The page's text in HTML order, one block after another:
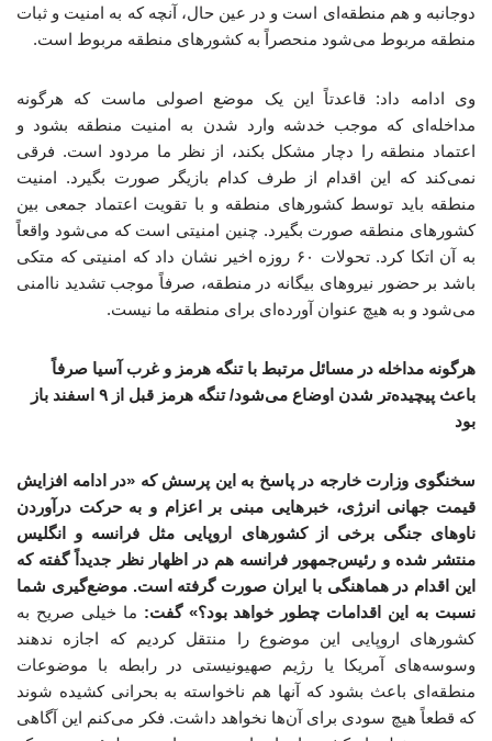
دوجانبه و هم منطقه‌ای است و در عین حال، آنچه که به امنیت و ثبات
منطقه مربوط می‌شود منحصراً به کشورهای منطقه مربوط است.
وی ادامه داد: قاعدتاً این یک موضع اصولی ماست که هرگونه
مداخله‌ای که موجب خدشه وارد شدن به امنیت منطقه بشود و
اعتماد منطقه را دچار مشکل بکند، از نظر ما مردود است. فرقی
نمی‌کند که این اقدام از طرف کدام بازیگر صورت بگیرد. امنیت
منطقه باید توسط کشورهای منطقه و با تقویت اعتماد جمعی بین
کشورهای منطقه صورت بگیرد. چنین امنیتی است که می‌شود واقعاً
به آن اتکا کرد. تحولات ۶۰ روزه اخیر نشان داد که امنیتی که متکی
باشد بر حضور نیروهای بیگانه در منطقه، صرفاً موجب تشدید ناامنی
می‌شود و به هیچ عنوان آورده‌ای برای منطقه ما نیست.
هرگونه مداخله‌ در مسائل مرتبط با تنگه هرمز و غرب آسیا صرفاً
باعث پیچیده‌تر شدن اوضاع می‌شود/ تنگه هرمز قبل از ۹ اسفند باز
بود
سخنگوی وزارت خارجه در پاسخ به این پرسش که «در ادامه افزایش
قیمت جهانی انرژی، خبرهایی مبنی بر اعزام و به حرکت درآوردن
ناوهای جنگی برخی از کشورهای اروپایی مثل فرانسه و انگلیس
منتشر شده و رئیس‌جمهور فرانسه هم در اظهار نظر جدیداً گفته که
این اقدام در هماهنگی با ایران صورت گرفته است. موضع‌گیری شما
نسبت به این اقدامات چطور خواهد بود؟» گفت: ما خیلی صریح به
کشورهای اروپایی این موضوع را منتقل کردیم که اجازه ندهند
وسوسه‌های آمریکا یا رژیم صهیونیستی در رابطه با موضوعات
منطقه‌ای باعث بشود که آنها هم ناخواسته به بحرانی کشیده شوند
که قطعاً هیچ سودی برای آن‌ها نخواهد داشت. فکر می‌کنم این آگاهی